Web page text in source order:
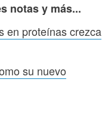
notas y más...
en proteínas crezca
su nuevo